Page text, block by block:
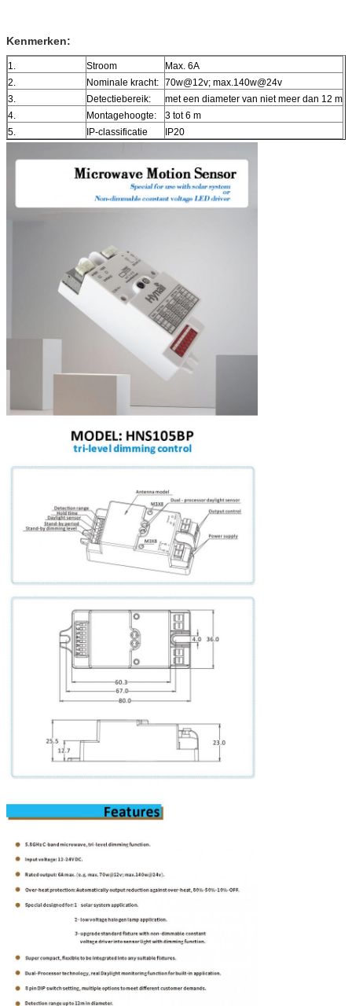
Kenmerken:
1. Stroom
Max. 6A
2.
Nominale kracht: 70w@12v; max.140w@24v
3.
Detectiebereik:
met een diameter van niet meer dan 12 m
4.
Montagehoogte:
3 tot 6 m
5.
IP-classificatie IP20